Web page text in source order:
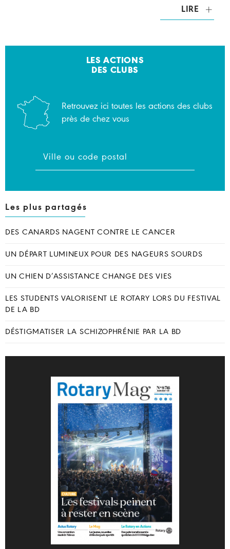
LIRE
LES ACTIONS
DES CLUBS
Retrouvez ici toutes les actions des clubs
près de chez vous
Les plus partagés
DES CANARDS NAGENT CONTRE LE CANCER
UN DÉPART LUMINEUX POUR DES NAGEURS SOURDS
UN CHIEN D’ASSISTANCE CHANGE DES VIES
LES STUDENTS VALORISENT LE ROTARY LORS DU FESTIVAL
DE LA BD
DÉSTIGMATISER LA SCHIZOPHRÉNIE PAR LA BD